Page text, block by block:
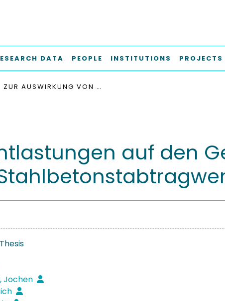
DATA PEOPLE INSTITUTIONS PROJECTS
ZUR AUSWIRKUNG VON ENTLASTUNGEN AUF DEN GEBRAUCHSZUSTAND BIEGEBEANSPRUCHTER STAHLBETONSTABTRAGWERKE
auf den
Jochen